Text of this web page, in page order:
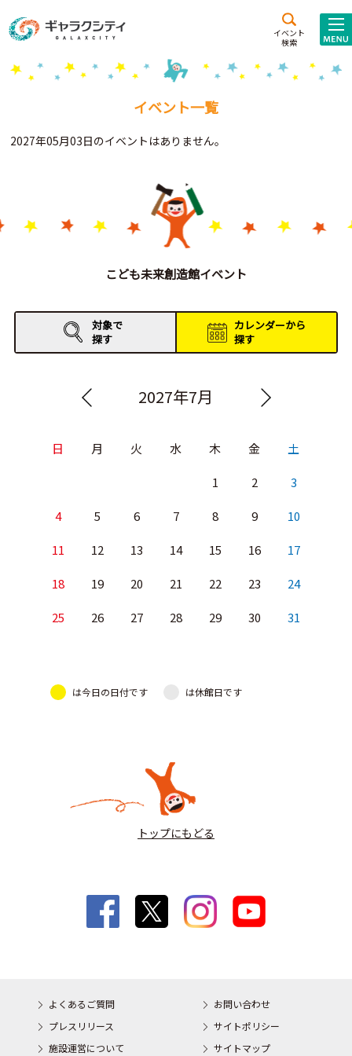
イベント
検索
施設案内
こども
西新井
施設･
Gがくえん
お知らせ
イベントレポート
イベント一覧
2027年05月03日のイベントはありません。
こども未来創造館イベント
対象で
探す
カレンダーから
探す
2027年7月
日 月 火 水 木 金 土
1 2 3
4 5 6 7 8 9 10
11 12 13 14 15 16 17
18 19 20 21 22 23 24
25 26 27 28 29 30 31
は今日の日付です は休館日です
トップにもどる
よくあるご質問
お問い合わせ
プレスリリース
サイトポリシー
施設運営について
サイトマップ